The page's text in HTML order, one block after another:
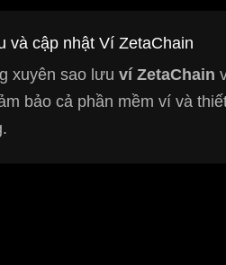
và cập nhật Ví ZetaChain
xuyên sao lưu ví ZetaChain
bảo cả phần mềm ví và